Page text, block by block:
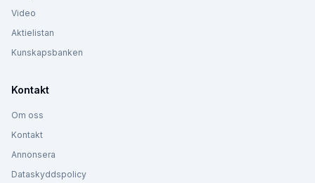
Video
Aktielistan
Kunskapsbanken
Kontakt
Om oss
Kontakt
Annonsera
Dataskyddspolicy